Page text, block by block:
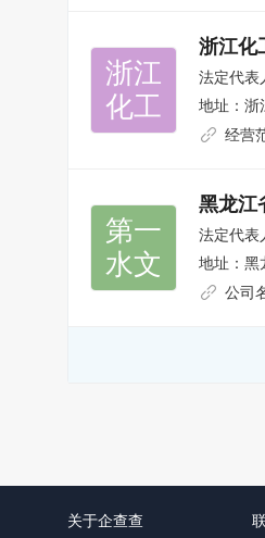
浙江
化工
浙江化
法定代表
地址： 浙
经营
第一
水文
黑龙江
法定代表
地址： 黑
公司
关于企查查